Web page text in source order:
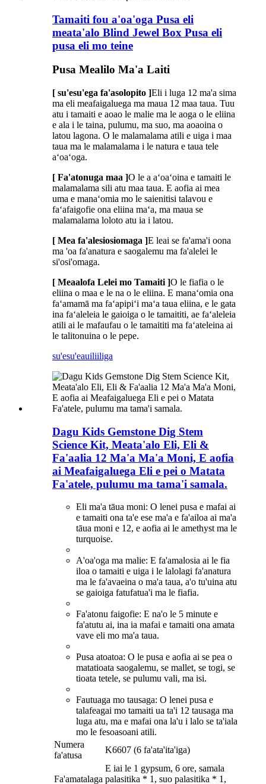
Tamaiti fou a'oa'oga Pusa eli
meata'alo Blind Jewel Box Pusa eli
pusa eli mo teine
Pusa Mealilo Ma'a Laiti
[ su'esu'ega fa'asolopito ]Eli i luga 12 ma'a sima
ma eli meafaigaluega ma maua 12 maa taua. Tuu
atu i tamaiti e aoao le malie ma le aoga o le eliina
e ala i le taina, pulumu, ma suo, ma aoaoina o
latou lagona. O le malamalama atili e uiga i maa
taua ma le malamalama i le natura e taua tele
aʻoaʻoga.
[ Fa'atonuga maa ]O le a aʻoaʻoina e tamaiti le
malamalama sili atu maa taua. E aofia ai mea
uma e manaʻomia mo le saienitisi talavou e
faʻafaigofie ona eliina maʻa, ma maua se
malamalama loloto atu ia i latou.
[ Mea fa'alesiosiomaga ]E leai se fa'ama'i oona
ma 'oa fa'anatura e saogalemu ma fa'alelei le
si'osi'omaga.
[ Meaalofa Lelei mo Tamaiti ]O le fiafia o le
eliina o maa e le na o le eliina. E manaʻomia ona
faʻamamā ma faʻapipiʻi maʻa taua eliina, e le gata
ina faʻaleleia le gaioiga o le tamaititi, ae faʻaleleia
atili ai le mafaufau o le tamaititi ma faʻateleina ai
le talitonuina o le pepe.
su'esu'eauiliiliga
Dagu Kids Gemstone Dig Stem
Science Kit, Meata'alo Eli, Eli &
Fa'aalia 12 Ma'a Ma'a Moni, E aofia
ai Meafaigaluega Eli e pei o Matata
Fa'atele, pulumu ma tama'i samala.
Eli ma'a tāua moni: O lenei pusa e mafai ai
e tamaiti ona ta'e ese ma'a e fa'ailoa ai ma'a
tāua moni e 12, e aofia ai le amethyst ma le
turquoise.
A'oa'oga ma malie: E fa'amalosia ai le fia
iloa o tamaiti e uiga i le lalolagi fa'anatura
ma le fa'avaeina o ma'a taua, a'o tu'uina atu
se gaioiga fatufatua'i ma le fiafia.
Fa'atonu faigofie: E na'o le 5 minute e
fa'atutu ai, ina ia mafai e tamaiti ona amata
vave eli mo ma'a taua.
Pusa atoatoa: O le pusa e aofia ai se pea o
matatioata saogalemu, se mallet, se togi, se
tioata tetele, se pulumu vali, ma isi.
Fautuaga mo tausaga: O lenei pusa e
talafeagai mo tamaiti ua ta'i 12 tausaga ma
luga atu, ma e mafai ona la'u i lalo se ta'iala
mo le fesoasoani atili.
Numera
fa'atusa
K6607 (6 fa'ata'ita'iga)
Fa'amatalaga
E iai le 1 gypsum, 6 ore, samala
palasitika * 1, suo palasitika * 1,